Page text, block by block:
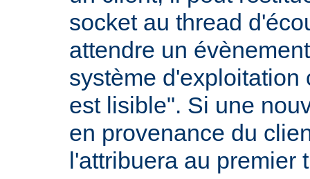
socket au thread
attendre un
système d'exploitation
est lisible". Si une
en provenance du
l'attribuera au premier